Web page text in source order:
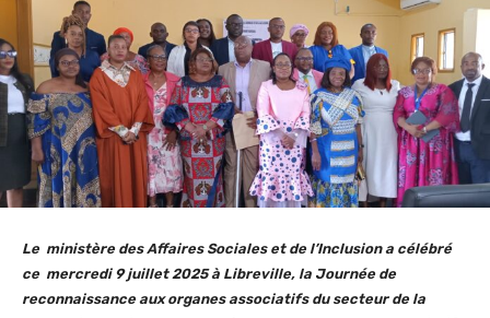
Le ministère des Affaires Sociales et de l’Inclusion a célébré
ce mercredi 9 juillet 2025 à Libreville, la Journée de
reconnaissance aux organes associatifs du secteur de la